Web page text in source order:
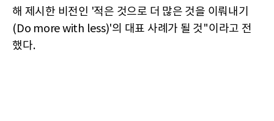
해 제시한 비전인 '적은 것으로 더 많은 것을 이뤄내기
(Do more with less)'의 대표 사례가 될 것"이라고 전
했다.